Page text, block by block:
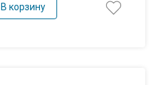
В корзину